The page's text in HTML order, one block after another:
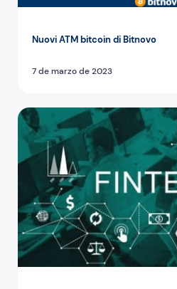
Nuovi ATM bitcoin di Bitnovo
7 de marzo de 2023
Fintech Unconference 2018: